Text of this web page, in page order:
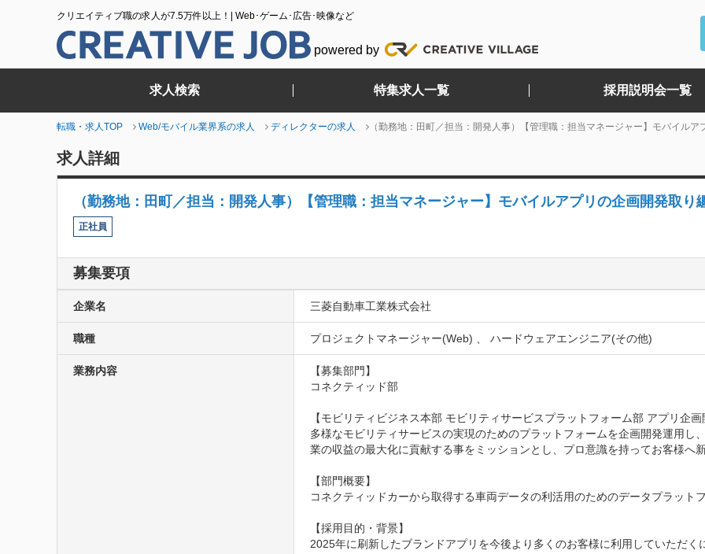
クリエイティブ職の求人が7.5万件以上！| Web･ゲーム･広告･映像など
powered by
求人検索 特集求人一覧 採用説明会一覧
転職・求人TOP Web/モバイル業界系の求人 ディレクターの求人 （勤務地：田町／担当：開発人事）【管理職：担当マネージャー】モバイル
求人詳細
（勤務地：田町／担当：開発人事）【管理職：担当マネージャー】モバイルアプリの企画開発取り
正社員
募集要項
企業名 三菱自動車工業株式会社
職種 プロジェクトマネージャー(Web) 、 ハードウェアエンジニア(その他)
業務内容
【募集部門】
コネクティッド部
【モビリティビジネス本部 モビリティサービスプラットフォーム部 アプリ企
多様なモビリティサービスの実現のためのプラットフォームを企画開発運用し
業の収益の最大化に貢献する事をミッションとし、プロ意識を持ってお客様へ
【部門概要】
コネクティッドカーから取得する車両データの利活用のためのデータプラット
【採用目的・背景】
2025年に刷新したブランドアプリを今後より多くのお客様に利用していただ